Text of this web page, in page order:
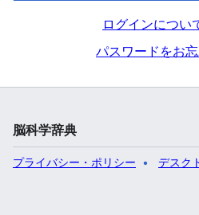
ログインについ
パスワードをお
脳科学辞典
プライバシー・ポリシー デスク